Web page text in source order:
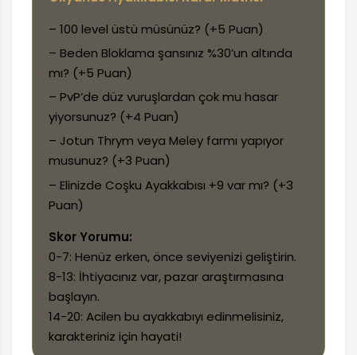
– 100 level üstü müsünüz? (+5 Puan)
– Beden Bloklama şansınız %30’un altında
mı? (+5 Puan)
– PvP’de düz vuruşlardan çok mu hasar
yiyorsunuz? (+4 Puan)
– Jotun Thrym veya Meley farmı yapıyor
musunuz? (+3 Puan)
– Elinizde Coşku Ayakkabısı +9 var mı? (+3
Puan)
Skor Yorumu:
0-7: Henüz erken, önce seviyenizi geliştirin.
8-13: İhtiyacınız var, pazar araştırmasına
başlayın.
14-20: Acilen bu ayakkabıyı edinmelisiniz,
karakteriniz için hayati!